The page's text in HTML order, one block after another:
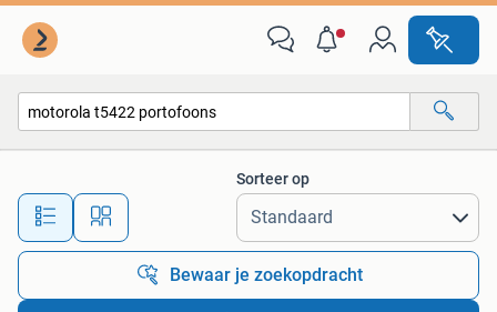
Alle afstanden…
Sorteer op
Bewaar je zoekopdracht